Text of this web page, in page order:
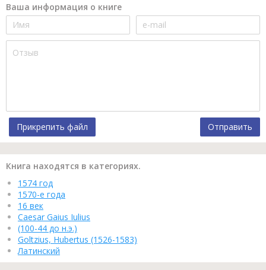
Ваша информация о книге
Прикрепить файл Отправить
Книга находятся в категориях.
1574 год
1570-е года
16 век
Caesar Gaius Iulius
(100-44 до н.э.)
Goltzius, Hubertus (1526-1583)
Латинский